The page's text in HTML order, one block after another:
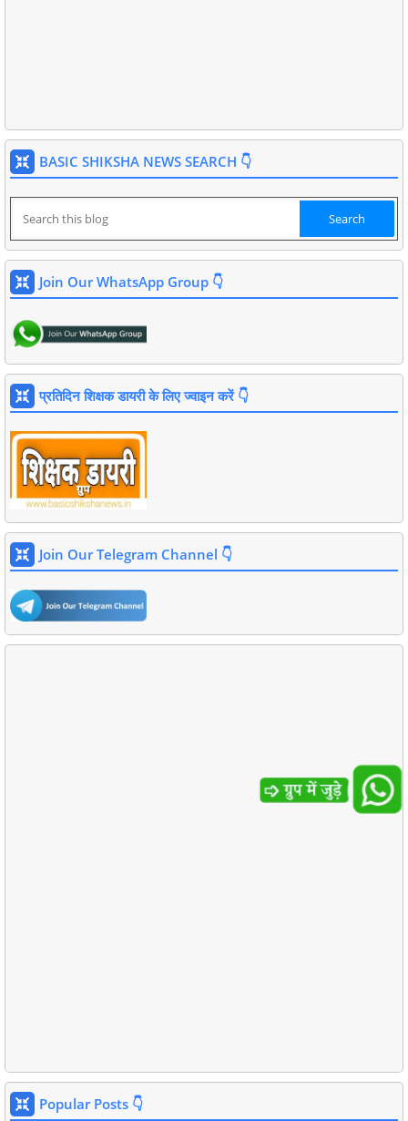
BASIC SHIKSHA NEWS SEARCH 👇
Join Our WhatsApp Group 👇
प्रतिदिन शिक्षक डायरी के लिए ज्वाइन करें 👇
Join Our Telegram Channel 👇
Popular Posts 👇